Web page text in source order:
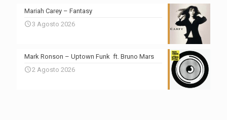
Mariah Carey – Fantasy
3 Agosto 2026
Mark Ronson – Uptown Funk ft. Bruno Mars
2 Agosto 2026